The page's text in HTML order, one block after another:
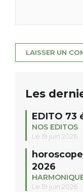
Les
EDITO 73
NOS EDITOS
Le 19 juin 2026
2026
Le 19 juin 2026